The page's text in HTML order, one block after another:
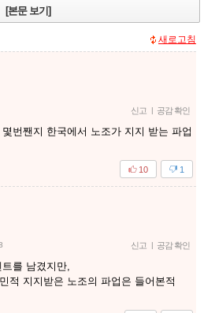
[본문 보기]
새로고침
신고 | 공감 확인
번짼지 한국에서 노조가 지지 받는 파업
1
10
신고 | 공감 확인
를 남겼지만,
적 지지받은 노조의 파업은 들어본적